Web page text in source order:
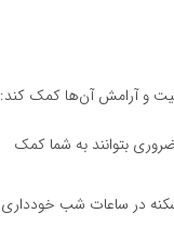
و آرامش آن‌ها کمک کند:
بتوانند به شما کمک
سکنه در ساعات شب خودداری